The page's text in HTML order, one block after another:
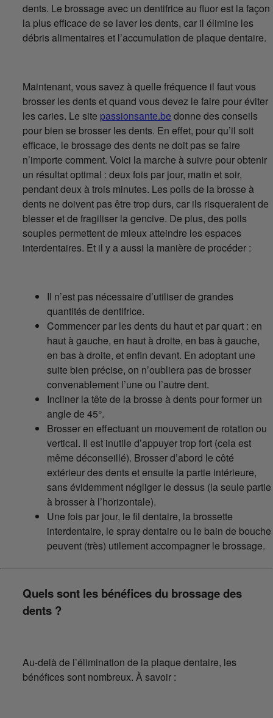
dents. Le brossage avec un dentifrice au fluor est la façon
la plus efficace de se laver les dents, car il élimine les
débris alimentaires et l’accumulation de plaque dentaire.
Maintenant, vous savez à quelle fréquence il faut vous
brosser les dents et quand vous devez le faire pour éviter
les caries. Le site passionsante.be donne des conseils
pour bien se brosser les dents. En effet, pour qu’il soit
efficace, le brossage des dents ne doit pas se faire
n’importe comment. Voici la marche à suivre pour obtenir
un résultat optimal : deux fois par jour, matin et soir,
pendant deux à trois minutes. Les poils de la brosse à
dents ne doivent pas être trop durs, car ils risqueraient de
blesser et de fragiliser la gencive. De plus, des poils
souples permettent de mieux atteindre les espaces
interdentaires. Et il y a aussi la manière de procéder :
Il n’est pas nécessaire d’utiliser de grandes
quantités de dentifrice.
Commencer par les dents du haut et par quart : en
haut à gauche, en haut à droite, en bas à gauche,
en bas à droite, et enfin devant. En adoptant une
suite bien précise, on n’oubliera pas de brosser
convenablement l’une ou l’autre dent.
Incliner la tête de la brosse à dents pour former un
angle de 45°.
Brosser en effectuant un mouvement de rotation ou
vertical. Il est inutile d’appuyer trop fort (cela est
même déconseillé). Brosser d’abord le côté
extérieur des dents et ensuite la partie intérieure,
sans évidemment négliger le dessus (la seule partie
à brosser à l’horizontale).
Une fois par jour, le fil dentaire, la brossette
interdentaire, le spray dentaire ou le bain de bouche
peuvent (très) utilement accompagner le brossage.
Quels sont les bénéfices du brossage des
dents ?
Au-delà de l’élimination de la plaque dentaire, les
bénéfices sont nombreux. À savoir :